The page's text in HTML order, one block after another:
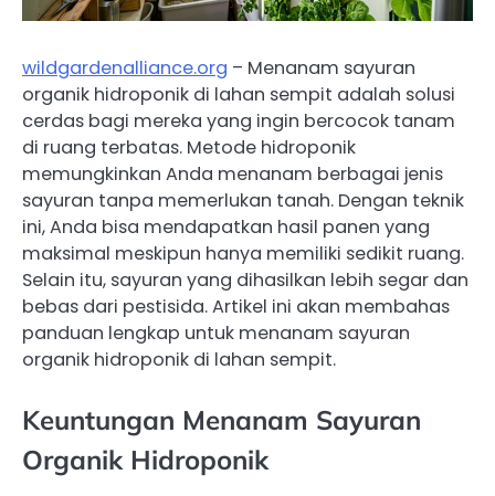
wildgardenalliance.org – Menanam sayuran
organik hidroponik di lahan sempit adalah solusi
cerdas bagi mereka yang ingin bercocok tanam
di ruang terbatas. Metode hidroponik
memungkinkan Anda menanam berbagai jenis
sayuran tanpa memerlukan tanah. Dengan teknik
ini, Anda bisa mendapatkan hasil panen yang
maksimal meskipun hanya memiliki sedikit ruang.
Selain itu, sayuran yang dihasilkan lebih segar dan
bebas dari pestisida. Artikel ini akan membahas
panduan lengkap untuk menanam sayuran
organik hidroponik di lahan sempit.
Keuntungan Menanam Sayuran
Organik Hidroponik